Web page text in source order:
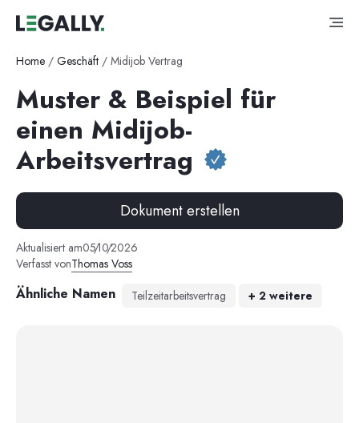
Home / Geschäft / Midijob Vertrag
Muster & Beispiel für
einen Midijob-
Arbeitsvertrag
Dokument erstellen
Aktualisiert am05/10/2026
Verfasst vonThomas Voss
Ähnliche Namen Teilzeitarbeitsvertrag + 2 weitere